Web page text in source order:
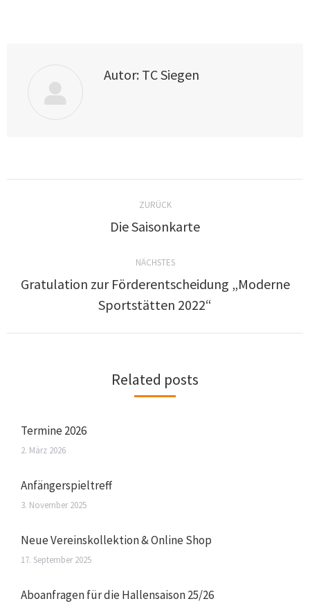
Autor: TC Siegen
ZURÜCK
Die Saisonkarte
NÄCHSTES
Gratulation zur Förderentscheidung „Moderne
Sportstätten 2022“
Related posts
Termine 2026
2. März 2026
Anfängerspieltreff
3. November 2025
Neue Vereinskollektion & Online Shop
17. September 2025
Aboanfragen für die Hallensaison 25/26